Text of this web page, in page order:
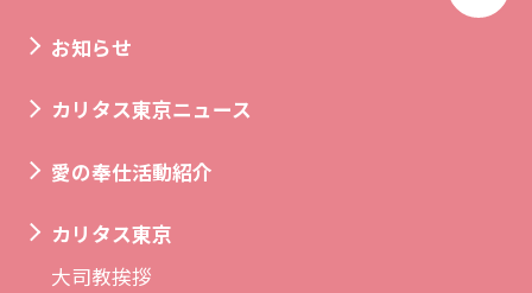
お知らせ
カリタス東京ニュース
愛の奉仕活動紹介
カリタス東京
大司教挨拶